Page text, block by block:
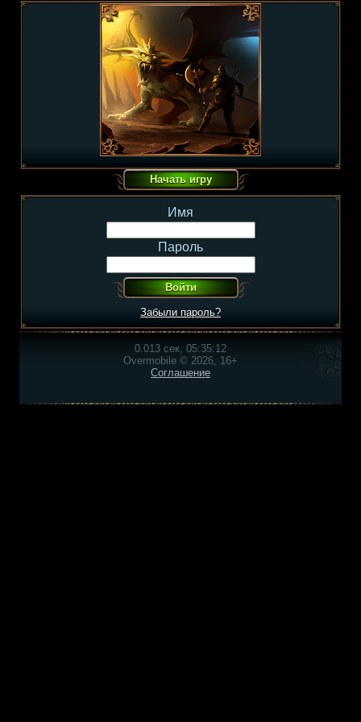
Имя
Пароль
Забыли пароль?
0.013 сек, 05:35:12
Overmobile © 2026, 16+
Соглашение